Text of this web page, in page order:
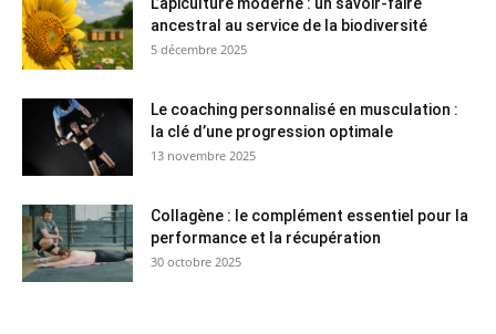
L’apiculture moderne : un savoir-faire
ancestral au service de la biodiversité
5 décembre 2025
Le coaching personnalisé en musculation :
la clé d’une progression optimale
13 novembre 2025
Collagène : le complément essentiel pour la
performance et la récupération
30 octobre 2025